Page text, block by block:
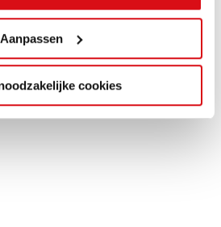
Aanpassen
cookies